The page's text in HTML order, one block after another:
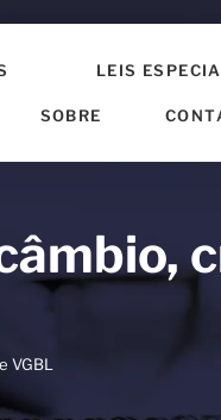
LEIS
SOBRE
VGBL